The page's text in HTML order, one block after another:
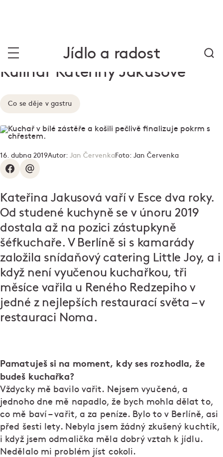
Jídlo a radost
Kulinář Kateřiny Jakusové
Co se děje v gastru
16. dubna 2019Autor: Jan ČervenkaFoto: Jan Červenka
Kateřina Jakusová vaří v Esce dva roky.
Od studené kuchyně se v únoru 2019
dostala až na pozici zástupkyně
šéfkuchaře. V Berlíně si s kamarády
založila snídaňový catering Little Joy, a i
když není vyučenou kuchařkou, tři
měsíce vařila u Reného Redzepiho v
jedné z nejlepších restaurací světa – v
restauraci Noma.
Pamatuješ si na moment, kdy ses rozhodla, že
budeš kuchařka?
Vždycky mě bavilo vařit. Nejsem vyučená, a
jednoho dne mě napadlo, že bych mohla dělat to,
co mě baví – vařit, a za peníze. Bylo to v Berlíně, asi
před šesti lety. Nebyla jsem žádný zkušený kuchtík,
i když jsem odmalička měla dobrý vztah k jídlu.
Nedělalo mi problém jíst cokoli.